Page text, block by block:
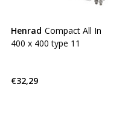
Henrad Compact All In
400 x 400 type 11
€32,29